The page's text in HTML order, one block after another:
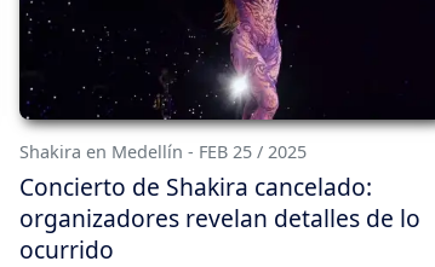
Shakira en Medellín - FEB 25 / 2025
Concierto de Shakira cancelado:
organizadores revelan detalles de lo
ocurrido